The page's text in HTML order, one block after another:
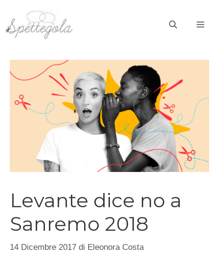
contenuto
Levante dice no a
Sanremo 2018
14 Dicembre 2017 di Eleonora Costa